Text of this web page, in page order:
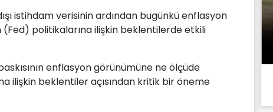
istihdam verisinin ardından bugünkü enflasyon
(Fed) politikalarına ilişkin beklentilerde etkili
enflasyon görünümüne ne ölçüde
ilişkin beklentiler açısından kritik bir öneme